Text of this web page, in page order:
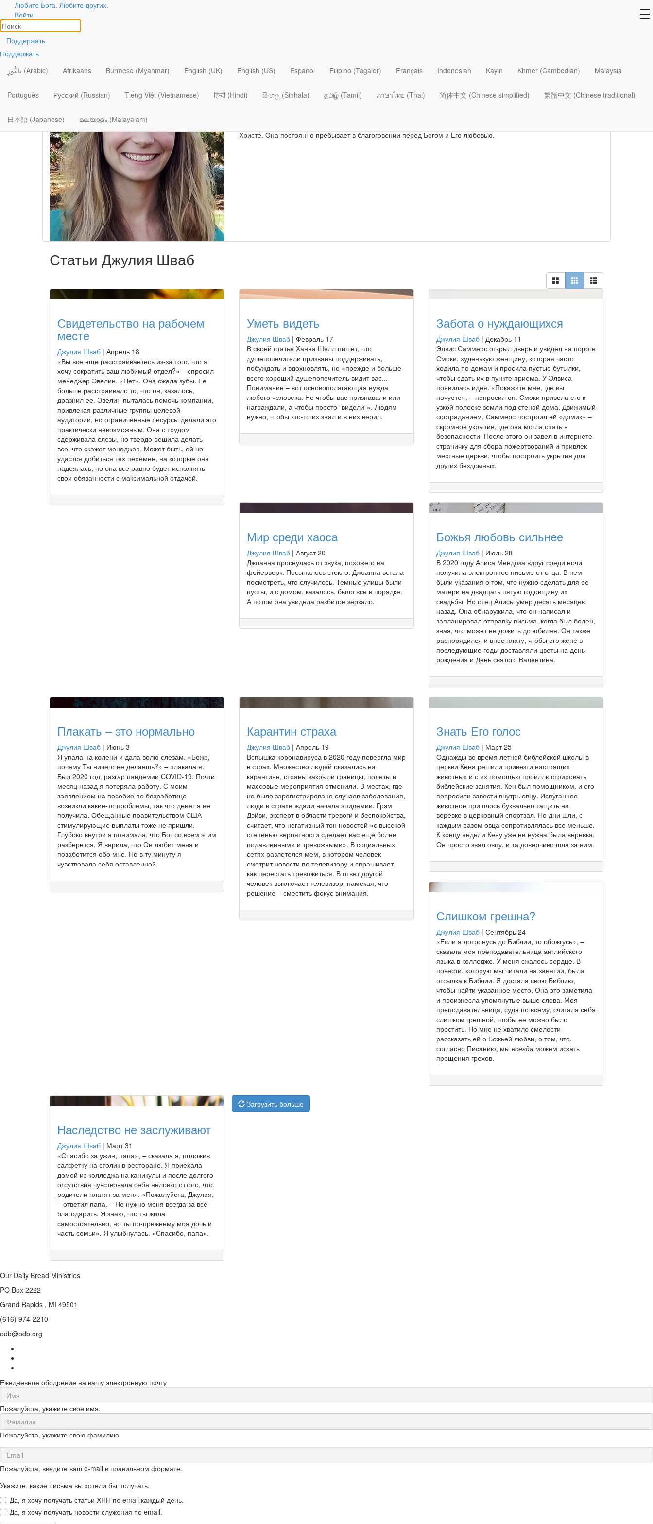
Любите Бога. Любите других.
Войти
Поддержать
Поддержать
بالنُّورِ (Arabic)
Afrikaans Burmese (Myanmar) English (UK) English (US) Español Filipino (Tagalor) Français Indonesian Kayin Khmer (Cambodian) Malaysia
Português Русский (Russian) Tiếng Việt (Vietnamese) हिन्दी (Hindi) සිංහල (Sinhala) தமிழ் (Tamil) ภาษาไทย (Thai) 简体中文 (Chinese simplified) 繁體中文 (Chinese traditional)
日本語 (Japanese) മലയാളം (Malayalam)
Авторы
Джулияживет в штате Мичиган, где и выросла. Она с детства любила исследовать близлежащий лес и
университете Корнерстоун в 2017 г. и степень магистра богословия в университете Либерти в 2018 г. Ей
Христе. Она постоянно пребывает в благоговении перед Богом и Его любовью.
Статьи Джулия Шваб
Свидетельство на рабочем
месте
Джулия Шваб | Апрель 18
«Вы все еще расстраиваетесь из-за того, что я
хочу сократить ваш любимый отдел?» – спросил
менеджер Эвелин. «Нет». Она сжала зубы. Ее
больше расстраивало то, что он, казалось,
дразнил ее. Эвелин пыталась помочь компании,
привлекая различные группы целевой
аудитории, но ограниченные ресурсы делали это
практически невозможным. Она с трудом
сдерживала слезы, но твердо решила делать
все, что скажет менеджер. Может быть, ей не
удастся добиться тех перемен, на которые она
надеялась, но она все равно будет исполнять
свои обязанности с максимальной отдачей.
Уметь видеть
Джулия Шваб | Февраль 17
В своей статье Ханна Шелл пишет, что
душепопечители призваны поддерживать,
побуждать и вдохновлять, но «прежде и больше
всего хороший душепопечитель видит вас...
Понимание – вот основополагающая нужда
любого человека. Не чтобы вас признавали или
награждали, а чтобы просто “видели”». Людям
нужно, чтобы кто-то их знал и в них верил.
Забота о нуждающихся
Джулия Шваб | Декабрь 11
Элвис Саммерс открыл дверь и увидел на пороге
Смоки, худенькую женщину, которая часто
ходила по домам и просила пустые бутылки,
чтобы сдать их в пункте приема. У Элвиса
появилась идея. «Покажите мне, где вы
ночуете», – попросил он. Смоки привела его к
узкой полоске земли под стеной дома. Движимый
состраданием, Саммерс построил ей «домик» –
скромное укрытие, где она могла спать в
безопасности. После этого он завел в интернете
страничку для сбора пожертвований и привлек
местные церкви, чтобы построить укрытия для
других бездомных.
Мир среди хаоса
Джулия Шваб | Август 20
Джоанна проснулась от звука, похожего на
фейерверк. Посыпалось стекло. Джоанна встала
посмотреть, что случилось. Темные улицы были
пусты, и с домом, казалось, было все в порядке.
А потом она увидела разбитое зеркало.
Божья любовь сильнее
Джулия Шваб | Июль 28
В 2020 году Алиса Мендоза вдруг среди ночи
получила электронное письмо от отца. В нем
были указания о том, что нужно сделать для ее
матери на двадцать пятую годовщину их
свадьбы. Но отец Алисы умер десять месяцев
назад. Она обнаружила, что он написал и
запланировал отправку письма, когда был болен,
зная, что может не дожить до юбилея. Он также
распорядился и внес плату, чтобы его жене в
последующие годы доставляли цветы на день
рождения и День святого Валентина.
Плакать – это нормально
Джулия Шваб | Июнь 3
Я упала на колени и дала волю слезам. «Боже,
почему Ты ничего не делаешь?» – плакала я.
Был 2020 год, разгар пандемии COVID-19. Почти
месяц назад я потеряла работу. С моим
заявлением на пособие по безработице
возникли какие-то проблемы, так что денег я не
получила. Обещанные правительством США
стимулирующие выплаты тоже не пришли.
Глубоко внутри я понимала, что Бог со всем этим
разберется. Я верила, что Он любит меня и
позаботится обо мне. Но в ту минуту я
чувствовала себя оставленной.
Карантин страха
Джулия Шваб | Апрель 19
Вспышка коронавируса в 2020 году повергла мир
в страх. Множество людей оказались на
карантине, страны закрыли границы, полеты и
массовые мероприятия отменили. В местах, где
не было зарегистрировано случаев заболевания,
люди в страхе ждали начала эпидемии. Грэм
Дэйви, эксперт в области тревоги и беспокойства,
считает, что негативный тон новостей «с высокой
степенью вероятности сделает вас еще более
подавленными и тревожными». В социальных
сетях разлетелся мем, в котором человек
смотрит новости по телевизору и спрашивает,
как перестать тревожиться. В ответ другой
человек выключает телевизор, намекая, что
решение – сместить фокус внимания.
Знать Его голос
Джулия Шваб | Март 25
Однажды во время летней библейской школы в
церкви Кена решили привезти настоящих
животных и с их помощью проиллюстрировать
библейские занятия. Кен был помощником, и его
попросили завести внутрь овцу. Испуганное
животное пришлось буквально тащить на
веревке в церковный спортзал. Но дни шли, с
каждым разом овца сопротивлялась все меньше.
К концу недели Кену уже не нужна была веревка.
Он просто звал овцу, и та доверчиво шла за ним.
Слишком грешна?
Джулия Шваб | Сентябрь 24
«Если я дотронусь до Библии, то обожгусь», –
сказала моя преподавательница английского
языка в колледже. У меня сжалось сердце. В
повести, которую мы читали на занятии, была
отсылка к Библии. Я достала свою Библию,
чтобы найти указанное место. Она это заметила
и произнесла упомянутые выше слова. Моя
преподавательница, судя по всему, считала себя
слишком грешной, чтобы ее можно было
простить. Но мне не хватило смелости
рассказать ей о Божьей любви, о том, что,
согласно Писанию, мы всегда можем искать
прощения грехов.
Наследство не заслуживают
Джулия Шваб | Март 31
«Спасибо за ужин, папа», – сказала я, положив
салфетку на столик в ресторане. Я приехала
домой из колледжа на каникулы и после долгого
отсутствия чувствовала себя неловко оттого, что
родители платят за меня. «Пожалуйста, Джулия,
– ответил папа. – Не нужно меня всегда за все
благодарить. Я знаю, что ты жила
самостоятельно, но ты по-прежнему моя дочь и
часть семьи». Я улыбнулась. «Спасибо, папа».
Загрузить больше
Our Daily Bread Ministries
PO Box 2222
Grand Rapids , MI 49501
(616) 974-2210
odb@odb.org
Ежедневное ободрение на вашу электронную почту
First
Name
(required)
Пожалуйста, укажите свое имя.
Last
Name
(required)
Пожалуйста, укажите свою фамилию.
Email
(required)
Пожалуйста, введите ваш e-mail в правильном формате.
Укажите, какие письма вы хотели бы получать.
Да, я хочу получать статьи ХНН по email каждый день.
Да, я хочу получать новости служения по email.